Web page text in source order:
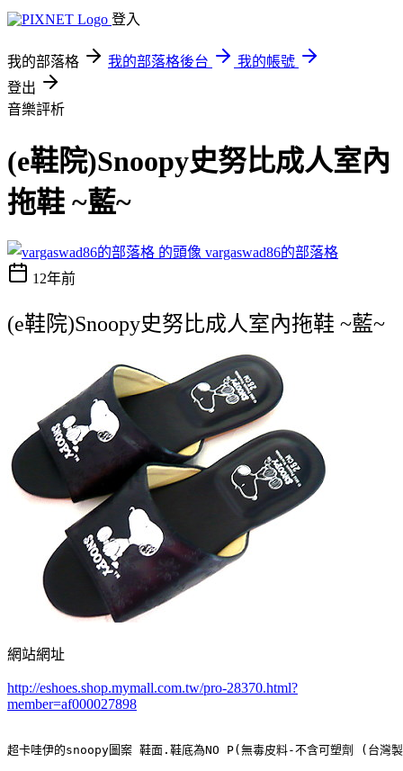
登入
我的部落格 我的部落格後台
我的帳號
登出
音樂評析
(e鞋院)Snoopy史努比成人室內
拖鞋 ~藍~
vargaswad86的部落格
12年前
(e鞋院)Snoopy史努比成人室內拖鞋 ~藍~
網站網址
http://eshoes.shop.mymall.com.tw/pro-28370.html?
member=af000027898
超卡哇伊的snoopy圖案 鞋面.鞋底為NO P(無毒皮料-不含可塑劑 (台灣